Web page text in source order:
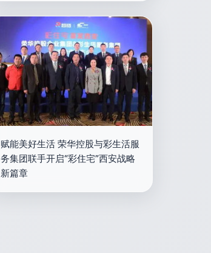
赋能美好生活 荣华控股与彩生活服
务集团联手开启“彩住宅”西安战略
新篇章